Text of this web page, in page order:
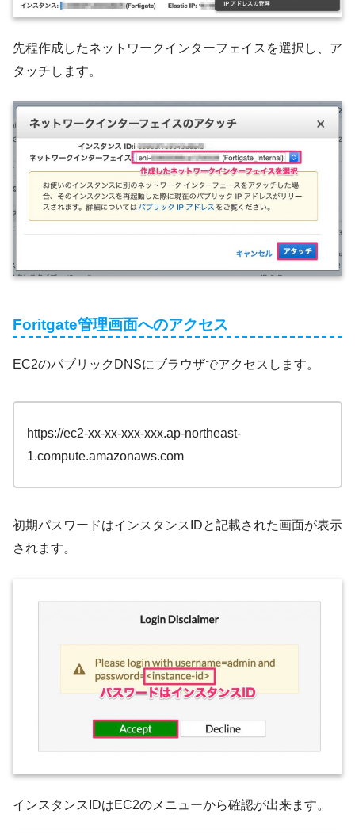
先程作成したネットワークインターフェイスを選択し、ア
タッチします。
Foritgate管理画面へのアクセス
EC2のパブリックDNSにブラウザでアクセスします。
https://ec2-xx-xx-xxx-xxx.ap-northeast-
1.compute.amazonaws.com
初期パスワードはインスタンスIDと記載された画面が表示
されます。
インスタンスIDはEC2のメニューから確認が出来ます。